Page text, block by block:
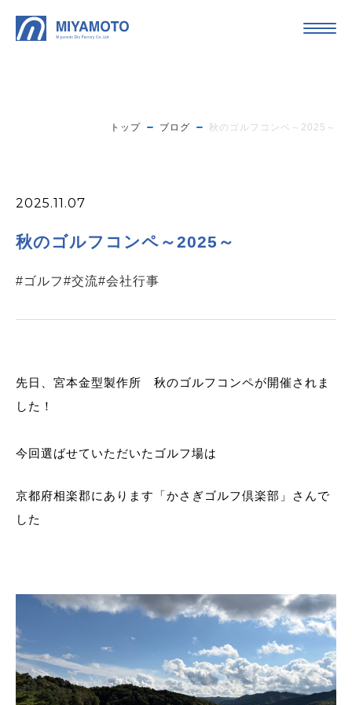
トップ ブログ 秋のゴルフコンペ～2025～
2025.11.07
秋のゴルフコンペ～2025～
#ゴルフ#交流#会社行事
先日、宮本金型製作所 秋のゴルフコンペが開催されま
した！
今回選ばせていただいたゴルフ場は
京都府相楽郡にあります「かさぎゴルフ倶楽部」さんで
した